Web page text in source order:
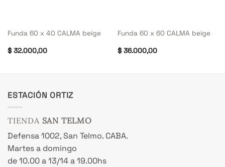
Funda 60 x 40 CALMA beige
$32.000,00
Funda 60 x 60 CALMA beige
$36.000,00
ESTACIÓN ORTIZ
TIENDA SAN TELMO
Defensa 1002, San Telmo. CABA.
Martes a domingo
de 10.00 a 13/14 a 19.00hs